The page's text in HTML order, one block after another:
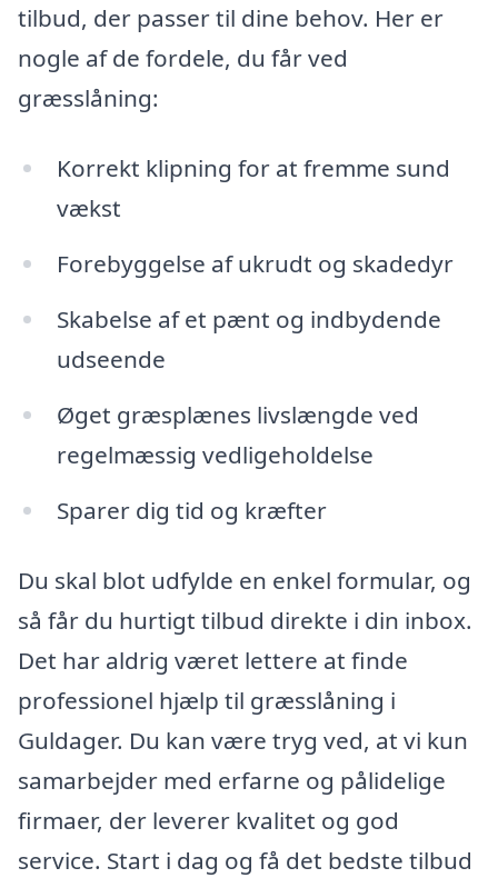
tilbud, der passer til dine behov. Her er
nogle af de fordele, du får ved
græsslåning:
Korrekt klipning for at fremme sund
vækst
Forebyggelse af ukrudt og skadedyr
Skabelse af et pænt og indbydende
udseende
Øget græsplænes livslængde ved
regelmæssig vedligeholdelse
Sparer dig tid og kræfter
Du skal blot udfylde en enkel formular, og
så får du hurtigt tilbud direkte i din inbox.
Det har aldrig været lettere at finde
professionel hjælp til græsslåning i
Guldager. Du kan være tryg ved, at vi kun
samarbejder med erfarne og pålidelige
firmaer, der leverer kvalitet og god
service. Start i dag og få det bedste tilbud